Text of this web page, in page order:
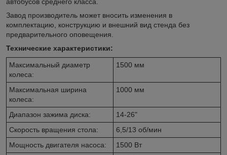
Завод производитель может вносить изменения в
комплектацию, конструкцию и внешний вид стенда без
предварительного оповещения.
Технические характеристики:
Максимальный диаметр
колеса:
1500 мм
Максимальная ширина
колеса:
1000 мм
Диапазон зажима диска:
14-26"
Скорость вращения стола:
6,5/13 об/мин
Мощность двигателя насоса:
1500 Вт